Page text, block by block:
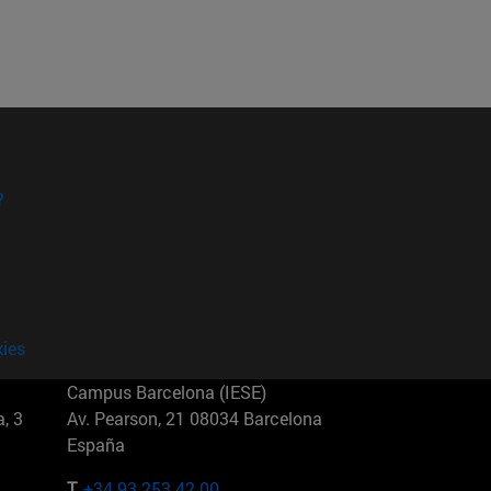
3
Campus Barcelona (IESE)
Av. Pearson, 21 08034 Barcelona
España